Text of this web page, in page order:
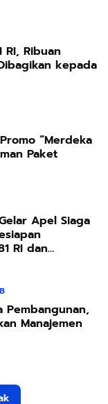
RI, Ribuan
kepada
“Merdeka
Paket
Apel Siaga
RI dan
Pembangunan,
Manajemen